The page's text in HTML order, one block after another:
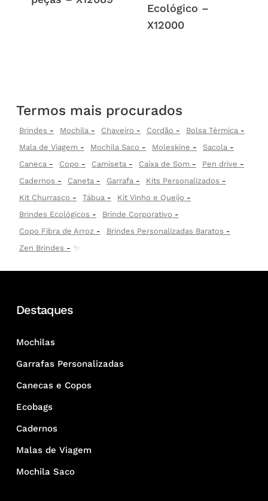
Ecológico –
X12000
Termos mais procurados
Brindes Mochila Chaveiro Cordão
Bolsa Térmica
Mala de Viagem
Mochila Saco Moleskine
Sacola
Caneca
Copo Camiseta Caixa de Som
Pen drive
Cadernos
Caneta Garrafa
Kits Personalizados
Kit Churrasco
Tábua
Kit Vinho e Queijo
Brindes Ecológicos
Brinde Corporativo
Copo Fibra de Arroz
Brindes Personalizadas Baratos
Zen Brindes
✨
Destaques
Mochilas
Garrafas Personalizadas
Canecas e Copos
Ecobags
Cadernos
Malas de Viagem
Mochila Saco